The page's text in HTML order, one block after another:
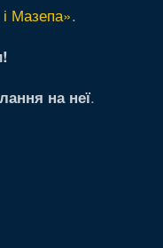
Мазепа».
на неї.